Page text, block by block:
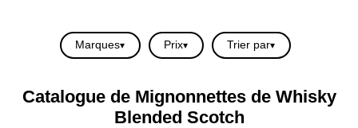
Marques Prix Trier par
Catalogue de Mignonnettes de Whisky
Blended Scotch